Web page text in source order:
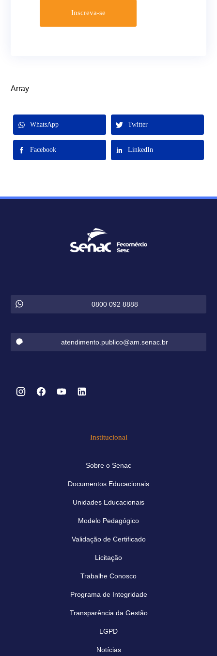
Inscreva-se
Array
WhatsApp Twitter
Facebook LinkedIn
0800 092 8888
atendimento.publico@am.senac.br
Institucional
Sobre o Senac
Documentos Educacionais
Unidades Educacionais
Modelo Pedagógico
Validação de Certificado
Licitação
Trabalhe Conosco
Programa de Integridade
Transparência da Gestão
LGPD
Notícias